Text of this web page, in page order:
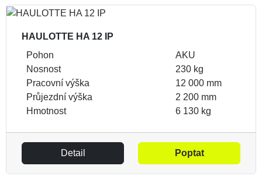
HAULOTTE HA 12 IP
Pohon
AKU
Nosnost
230 kg
Pracovní výška
12 000 mm
Průjezdní výška
2 200 mm
Hmotnost
6 130 kg
Detail Poptat